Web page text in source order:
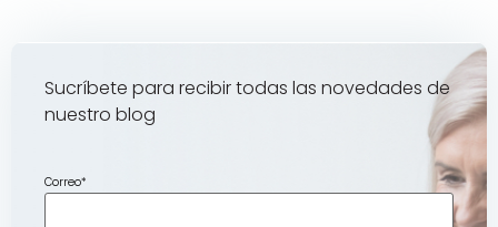
Sucríbete para recibir todas las novedades de
nuestro blog
Correo*